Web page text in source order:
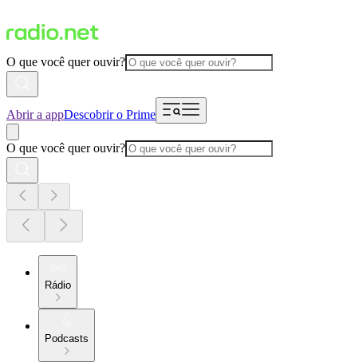
O que você quer ouvir?
Abrir a appDescobrir o Prime
O que você quer ouvir?
Rádio
Podcasts